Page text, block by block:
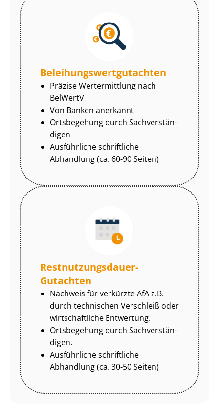
Be­lei­hungs­wert­gut­ach­ten
Präzise Wertermittlung nach
BelWertV
Von Banken anerkannt
Ortsbegehung durch Sach­ver­stän­
di­gen
Ausführliche schriftliche
Abhandlung (ca. 60-90 Seiten)
Rest­nut­zungs­dau­er-
Gutachten
Nachweis für verkürzte AfA z.B.
durch technischen Verschleiß oder
wirtschaftliche Entwertung.
Ortsbegehung durch Sach­ver­stän­
di­gen.
Ausführliche schriftliche
Abhandlung (ca. 30-50 Seiten)